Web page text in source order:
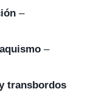
–
–
transbordos